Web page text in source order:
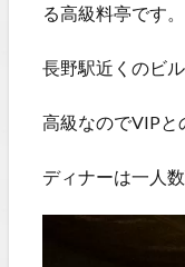
る高級料亭です。
長野駅近くのビ
高級なのでVIPと
ディナーは一人